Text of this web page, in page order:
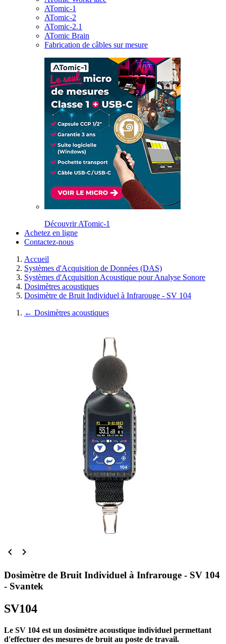
ATomic-1
ATomic-2
ATomic-2.1
ATomic Brain
Fabrication de câbles sur mesure
Découvrir ATomic-1
Achetez en ligne
Contactez-nous
Accueil
Systèmes d'Acquisition de Données (DAS)
Systèmes d'Acquisition Acoustique pour Analyse Sonore
Dosimètres acoustiques
Dosimètre de Bruit Individuel à Infrarouge - SV 104
← Dosimètres acoustiques
 
Dosimètre de Bruit Individuel à Infrarouge - SV 104
- Svantek
SV104
Le SV 104 est un dosimètre acoustique individuel permettant
d'effectuer des mesures de bruit au poste de travail.